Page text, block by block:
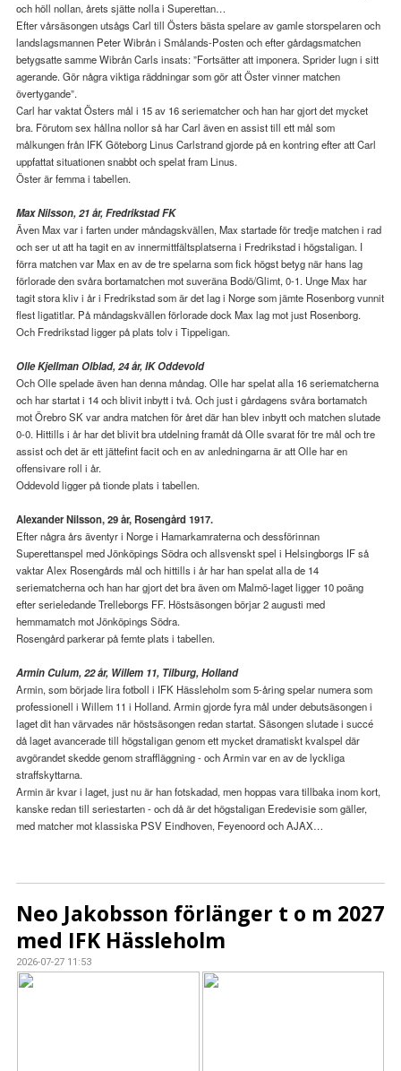
och höll nollan, årets sjätte nolla i Superettan…
Efter vårsäsongen utsågs Carl till Östers bästa spelare av gamle storspelaren och
landslagsmannen Peter Wibrån i Smålands-Posten och efter gårdagsmatchen
betygsatte samme Wibrån Carls insats: ”Fortsätter att imponera. Sprider lugn i sitt
agerande. Gör några viktiga räddningar som gör att Öster vinner matchen
övertygande”.
Carl har vaktat Östers mål i 15 av 16 seriematcher och han har gjort det mycket
bra. Förutom sex hållna nollor så har Carl även en assist till ett mål som
målkungen från IFK Göteborg Linus Carlstrand gjorde på en kontring efter att Carl
uppfattat situationen snabbt och spelat fram Linus.
Öster är femma i tabellen.
Max Nilsson, 21 år, Fredrikstad FK
Även Max var i farten under måndagskvällen, Max startade för tredje matchen i rad
och ser ut att ha tagit en av innermittfältsplatserna i Fredrikstad i högstaligan. I
förra matchen var Max en av de tre spelarna som fick högst betyg när hans lag
förlorade den svåra bortamatchen mot suveräna Bodö/Glimt, 0-1. Unge Max har
tagit stora kliv i år i Fredrikstad som är det lag i Norge som jämte Rosenborg vunnit
flest ligatitlar. På måndagskvällen förlorade dock Max lag mot just Rosenborg.
Och Fredrikstad ligger på plats tolv i Tippeligan.
Olle Kjellman Olblad, 24 år, IK Oddevold
Och Olle spelade även han denna måndag. Olle har spelat alla 16 seriematcherna
och har startat i 14 och blivit inbytt i två. Och just i gårdagens svåra bortamatch
mot Örebro SK var andra matchen för året där han blev inbytt och matchen slutade
0-0. Hittills i år har det blivit bra utdelning framåt då Olle svarat för tre mål och tre
assist och det är ett jättefint facit och en av anledningarna är att Olle har en
offensivare roll i år.
Oddevold ligger på tionde plats i tabellen.
Alexander Nilsson, 29 år, Rosengård 1917.
Efter några års äventyr i Norge i Hamarkamraterna och dessförinnan
Superettanspel med Jönköpings Södra och allsvenskt spel i Helsingborgs IF så
vaktar Alex Rosengårds mål och hittills i år har han spelat alla de 14
seriematcherna och han har gjort det bra även om Malmö-laget ligger 10 poäng
efter serieledande Trelleborgs FF. Höstsäsongen börjar 2 augusti med
hemmamatch mot Jönköpings Södra.
Rosengård parkerar på femte plats i tabellen.
Armin Culum, 22 år, Willem 11, Tilburg, Holland
Armin, som började lira fotboll i IFK Hässleholm som 5-åring spelar numera som
professionell i Willem 11 i Holland. Armin gjorde fyra mål under debutsäsongen i
laget dit han värvades när höstsäsongen redan startat. Säsongen slutade i succé
då laget avancerade till högstaligan genom ett mycket dramatiskt kvalspel där
avgörandet skedde genom straffläggning - och Armin var en av de lyckliga
straffskyttarna.
Armin är kvar i laget, just nu är han fotskadad, men hoppas vara tillbaka inom kort,
kanske redan till seriestarten - och då är det högstaligan Eredevisie som gäller,
med matcher mot klassiska PSV Eindhoven, Feyenoord och AJAX…
Neo Jakobsson förlänger t o m 2027
med IFK Hässleholm
2026-07-27 11:53